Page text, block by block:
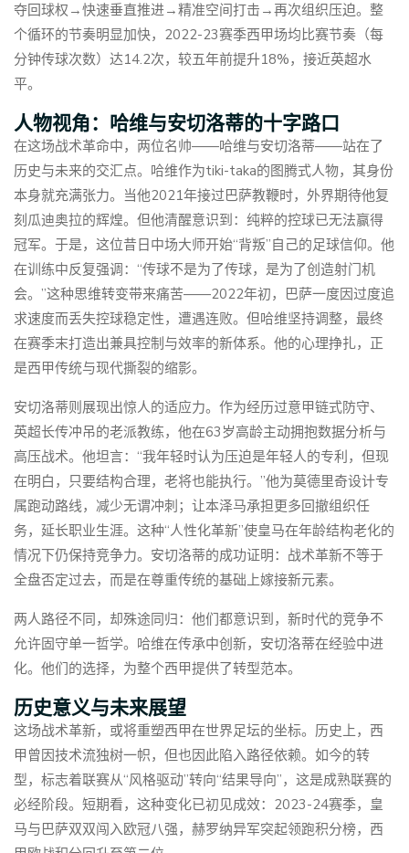
夺回球权→快速垂直推进→精准空间打击→再次组织压迫。整
个循环的节奏明显加快，2022-23赛季西甲场均比赛节奏（每
分钟传球次数）达14.2次，较五年前提升18%，接近英超水
平。
人物视角：哈维与安切洛蒂的十字路口
在这场战术革命中，两位名帅——哈维与安切洛蒂——站在了
历史与未来的交汇点。哈维作为tiki-taka的图腾式人物，其身份
本身就充满张力。当他2021年接过巴萨教鞭时，外界期待他复
刻瓜迪奥拉的辉煌。但他清醒意识到：纯粹的控球已无法赢得
冠军。于是，这位昔日中场大师开始“背叛”自己的足球信仰。他
在训练中反复强调：“传球不是为了传球，是为了创造射门机
会。”这种思维转变带来痛苦——2022年初，巴萨一度因过度追
求速度而丢失控球稳定性，遭遇连败。但哈维坚持调整，最终
在赛季末打造出兼具控制与效率的新体系。他的心理挣扎，正
是西甲传统与现代撕裂的缩影。
安切洛蒂则展现出惊人的适应力。作为经历过意甲链式防守、
英超长传冲吊的老派教练，他在63岁高龄主动拥抱数据分析与
高压战术。他坦言：“我年轻时认为压迫是年轻人的专利，但现
在明白，只要结构合理，老将也能执行。”他为莫德里奇设计专
属跑动路线，减少无谓冲刺；让本泽马承担更多回撤组织任
务，延长职业生涯。这种“人性化革新”使皇马在年龄结构老化的
情况下仍保持竞争力。安切洛蒂的成功证明：战术革新不等于
全盘否定过去，而是在尊重传统的基础上嫁接新元素。
两人路径不同，却殊途同归：他们都意识到，新时代的竞争不
允许固守单一哲学。哈维在传承中创新，安切洛蒂在经验中进
化。他们的选择，为整个西甲提供了转型范本。
历史意义与未来展望
这场战术革新，或将重塑西甲在世界足坛的坐标。历史上，西
甲曾因技术流独树一帜，但也因此陷入路径依赖。如今的转
型，标志着联赛从“风格驱动”转向“结果导向”，这是成熟联赛的
必经阶段。短期看，这种变化已初见成效：2023-24赛季，皇
马与巴萨双双闯入欧冠八强，赫罗纳异军突起领跑积分榜，西